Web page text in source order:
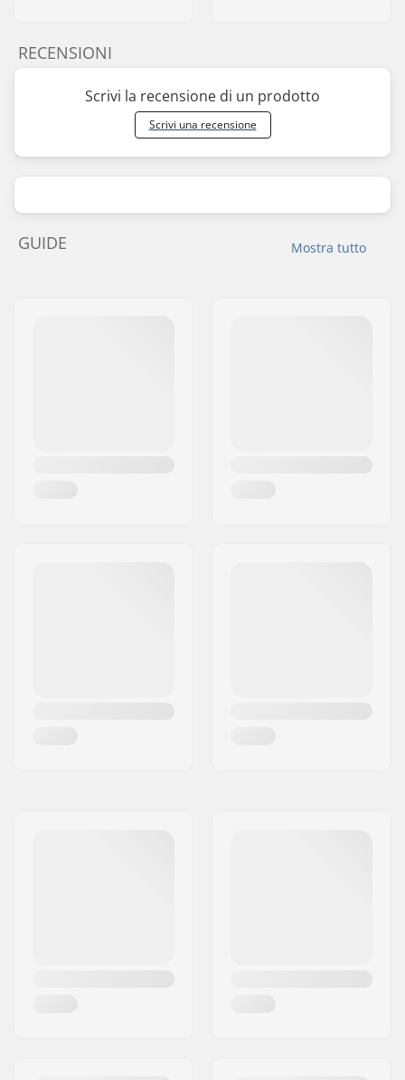
RECENSIONI
Scrivi la recensione di un prodotto
Scrivi una recensione
Mostra tutto
GUIDE